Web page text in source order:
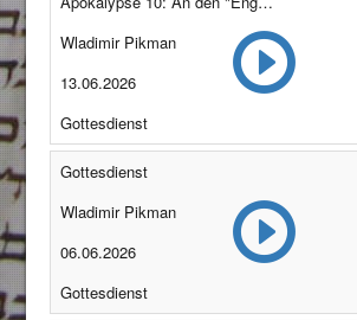
Wladimir Pikman
13.06.2026
Gottesdienst
Gottesdienst
Wladimir Pikman
06.06.2026
Gottesdienst